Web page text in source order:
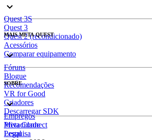
Quest 3S
Quest 3
Quest 2 (recondicionado)
Acessórios
Comparar equipamento
MAIS META QUEST
Fóruns
Blogue
Recomendações
VR for Good
Criadores
Descarregar SDK
SOBRE
Empregos
Meta Connect
Pesquisa
Privacidade
Legal